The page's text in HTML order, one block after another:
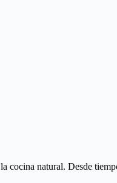
cocina natural. Desde